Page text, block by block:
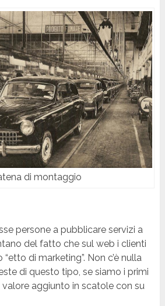
di montaggio
persone a pubblicare servizi a
del fatto che sul web i clienti
di marketing”. Non c’è nulla
di questo tipo, se siamo i primi
aggiunto in scatole con su